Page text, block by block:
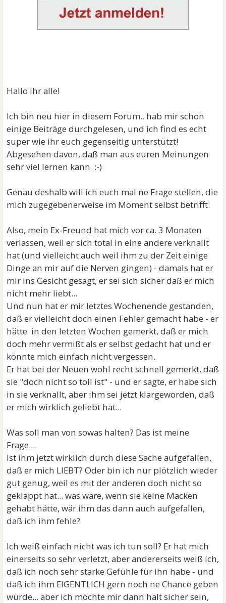
Hallo ihr alle!
Ich bin neu hier in diesem Forum.. hab mir schon
einige Beiträge durchgelesen, und ich find es echt
super wie ihr euch gegenseitig unterstützt!
Abgesehen davon, daß man aus euren Meinungen
sehr viel lernen kann :-)
Genau deshalb will ich euch mal ne Frage stellen, die
mich zugegebenerweise im Moment selbst betrifft:
Also, mein Ex-Freund hat mich vor ca. 3 Monaten
verlassen, weil er sich total in eine andere verknallt
hat (und vielleicht auch weil ihm zu der Zeit einige
Dinge an mir auf die Nerven gingen) - damals hat er
mir ins Gesicht gesagt, er sei sich sicher daß er mich
nicht mehr liebt...
Und nun hat er mir letztes Wochenende gestanden,
daß er vielleicht doch einen Fehler gemacht habe - er
hätte in den letzten Wochen gemerkt, daß er mich
doch mehr vermißt als er selbst gedacht hat und er
könnte mich einfach nicht vergessen.
Er hat bei der Neuen wohl recht schnell gemerkt, daß
sie "doch nicht so toll ist" - und er sagte, er habe sich
in sie verknallt, aber ihm sei jetzt klargeworden, daß
er mich wirklich geliebt hat...
Was soll man von sowas halten? Das ist meine
Frage....
Ist ihm jetzt wirklich durch diese Sache aufgefallen,
daß er mich LIEBT? Oder bin ich nur plötzlich wieder
gut genug, weil es mit der anderen doch nicht so
geklappt hat... was wäre, wenn sie keine Macken
gehabt hätte, wär ihm das dann auch aufgefallen,
daß ich ihm fehle?
Ich weiß einfach nicht was ich tun soll? Er hat mich
einerseits so sehr verletzt, aber andererseits weiß ich,
daß ich noch sehr starke Gefühle für ihn habe - und
daß ich ihm EIGENTLICH gern noch ne Chance geben
würde... aber ich möchte mir dann halt sicher sein,